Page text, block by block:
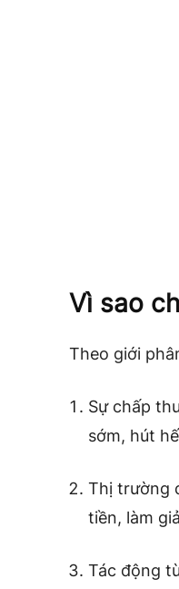
Vì sao
Theo giới
Sự chấp
sớm, hút
Thị trường
tiền, làm
Tác động